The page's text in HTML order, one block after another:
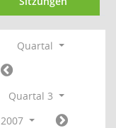
Quartal
Quartal 3
2007